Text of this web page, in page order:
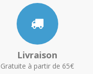
Livraison
Gratuite à partir de 65€